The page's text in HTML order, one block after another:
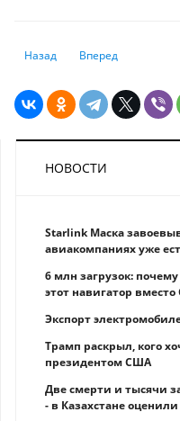
Предыдущий: В июне НБ
Назад Следующий:
Вперед
НОВОСТИ
Starlink Маска
авиакомпаниях уже
6 млн загрузок:
этот навигатор вместо
Экспорт
Трамп раскрыл, кого
президентом США
Две смерти и тысячи
- в Казахстане